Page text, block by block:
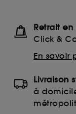
Retrait
Click &
En savoir
Livraison
à